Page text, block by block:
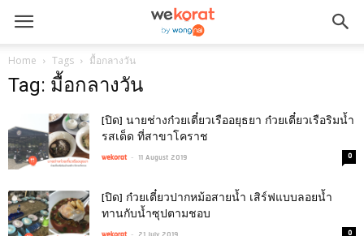
Home Tags มื้อกลางวัน
Tag: มื้อกลางวัน
[ปิด] นายช่างก๋วยเตี๋ยวเรืออยุธยา ก๋วยเตี๋ยวเรือริมน้ำ
รสเด็ด ที่สาขาโคราช
wekorat - 11 August 2019 0
[ปิด] ก๋วยเตี๋ยวปากหม้อสายน้ำ เสิร์ฟแบบลอยน้ำ
ทานกับน้ำซุปตามชอบ
- 0